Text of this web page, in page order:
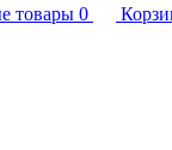
товары 0